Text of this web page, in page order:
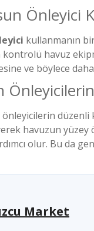
Önleyici
kullanmanın
kontrolü havuz
ve böylece
düzenli
havuzun
olur. Bu da
Market